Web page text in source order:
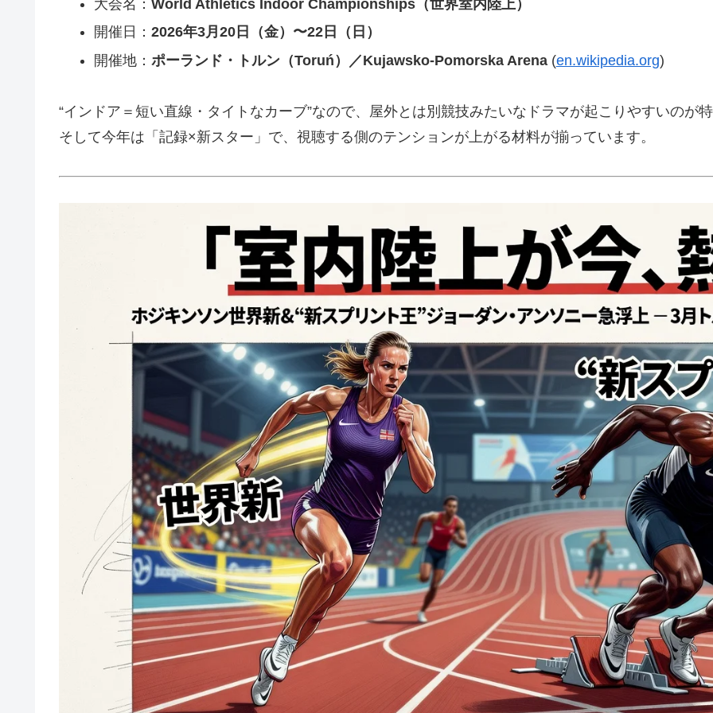
大会名： World Athletics Indoor Championships（世界室内陸上）
開催日： 2026年3月20日（金）〜22日（日）
開催地： ポーランド・トルン（Toruń）／Kujawsko-Pomorska Arena(en.wikipedia.org)
“インドア＝短い直線・タイトなカーブ”なので、屋外とは別競技みたいなドラマが起こりやすいのが
そして今年は「記録×新スター」で、視聴する側のテンションが上がる材料が揃っています。